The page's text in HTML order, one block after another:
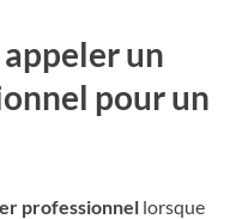
un
pour un
professionnel lorsque